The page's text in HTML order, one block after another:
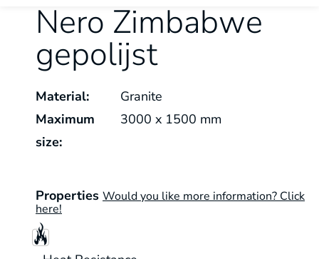
Nero Zimbabwe
gepolijst
Material:
Granite
Maximum
size:
3000 x 1500 mm
Properties Would you like more information? Click
here!